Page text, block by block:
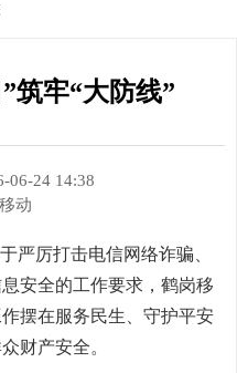
筑牢“大防线”
06-24 14:38
移动
严厉打击电信网络诈骗、
安全的工作要求，鹤岗移
摆在服务民生、守护平安
财产安全。